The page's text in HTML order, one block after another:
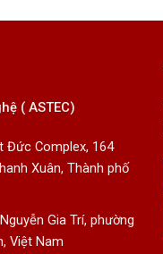
( ASTEC)
Đức Complex, 164
Xuân, Thành phố
Gia Trí, phường
Việt Nam